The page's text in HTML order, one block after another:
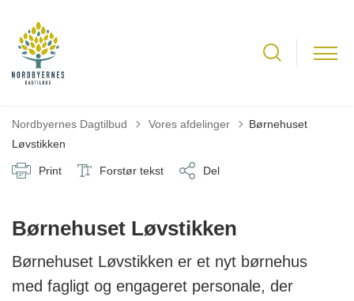
Nordbyernes Dagtilbud Tilbage til
Vores afdelinger
Børnehuset
Løvstikken
Print Forstør tekst Del
Børnehuset Løvstikken
Børnehuset Løvstikken er et nyt børnehus
med fagligt og engageret personale, der